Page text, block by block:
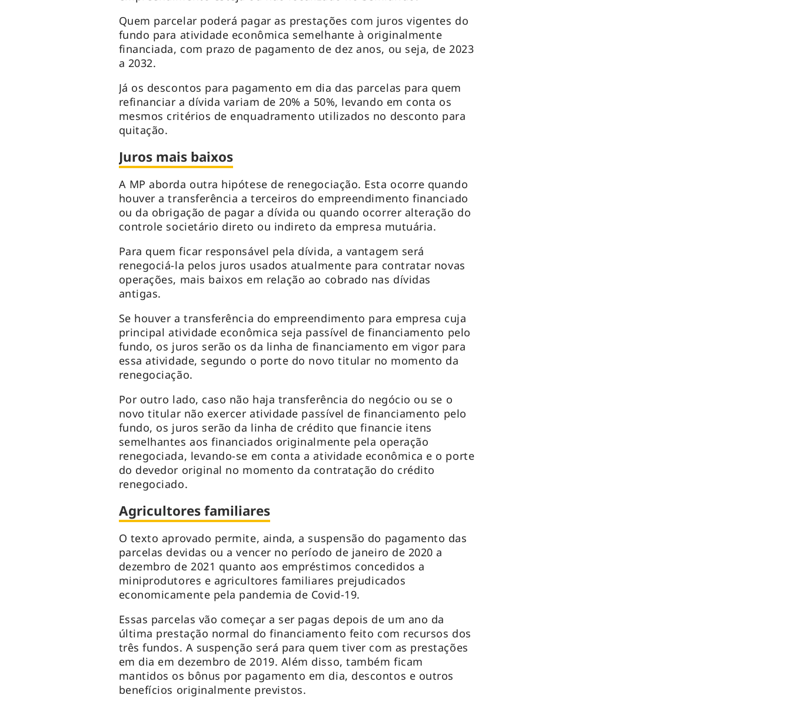
Quem parcelar poderá pagar as prestações com juros vigentes do
fundo para atividade econômica semelhante à originalmente
financiada, com prazo de pagamento de dez anos, ou seja, de 2023
a 2032.
Já os descontos para pagamento em dia das parcelas para quem
refinanciar a dívida variam de 20% a 50%, levando em conta os
mesmos critérios de enquadramento utilizados no desconto para
quitação.
Juros mais baixos
A MP aborda outra hipótese de renegociação. Esta ocorre quando
houver a transferência a terceiros do empreendimento financiado
ou da obrigação de pagar a dívida ou quando ocorrer alteração do
controle societário direto ou indireto da empresa mutuária.
Para quem ficar responsável pela dívida, a vantagem será
renegociá-la pelos juros usados atualmente para contratar novas
operações, mais baixos em relação ao cobrado nas dívidas
antigas.
Se houver a transferência do empreendimento para empresa cuja
principal atividade econômica seja passível de financiamento pelo
fundo, os juros serão os da linha de financiamento em vigor para
essa atividade, segundo o porte do novo titular no momento da
renegociação.
Por outro lado, caso não haja transferência do negócio ou se o
novo titular não exercer atividade passível de financiamento pelo
fundo, os juros serão da linha de crédito que financie itens
semelhantes aos financiados originalmente pela operação
renegociada, levando-se em conta a atividade econômica e o porte
do devedor original no momento da contratação do crédito
renegociado.
Agricultores familiares
O texto aprovado permite, ainda, a suspensão do pagamento das
parcelas devidas ou a vencer no período de janeiro de 2020 a
dezembro de 2021 quanto aos empréstimos concedidos a
miniprodutores e agricultores familiares prejudicados
economicamente pela pandemia de Covid-19.
Essas parcelas vão começar a ser pagas depois de um ano da
última prestação normal do financiamento feito com recursos dos
três fundos. A suspenção será para quem tiver com as prestações
em dia em dezembro de 2019. Além disso, também ficam
mantidos os bônus por pagamento em dia, descontos e outros
benefícios originalmente previstos.